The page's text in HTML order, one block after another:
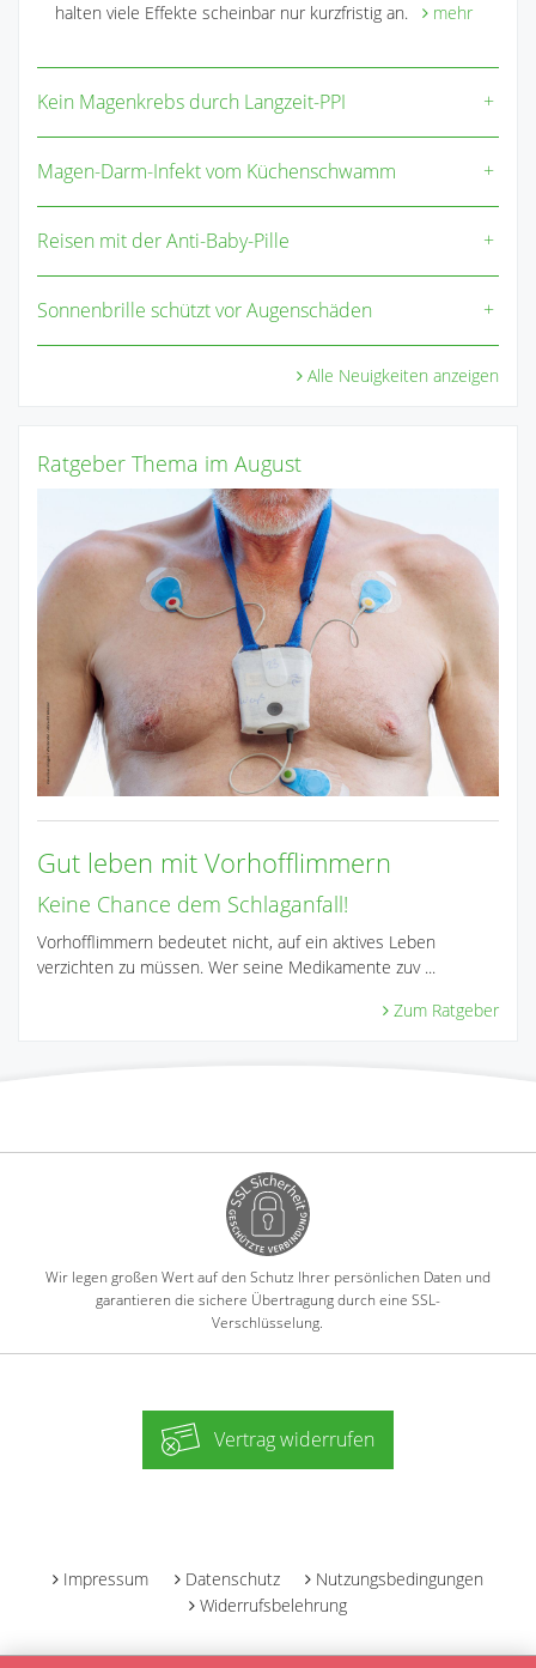
halten viele Effekte scheinbar nur kurzfristig an.
mehr
Kein Magenkrebs durch Langzeit-PPI
Magen-Darm-Infekt vom Küchenschwamm
Reisen mit der Anti-Baby-Pille
Sonnenbrille schützt vor Augenschäden
Alle Neuigkeiten anzeigen
Ratgeber Thema im August
Gut leben mit Vorhofflimmern
Keine Chance dem Schlaganfall!
Vorhofflimmern bedeutet nicht, auf ein aktives Leben
verzichten zu müssen. Wer seine Medikamente zuv ...
Zum Ratgeber
Wir legen großen Wert auf den Schutz Ihrer persönlichen Daten und
garantieren die sichere Übertragung durch eine SSL-
Verschlüsselung.
Vertrag widerrufen
Impressum Datenschutz
Nutzungsbedingungen
Widerrufsbelehrung